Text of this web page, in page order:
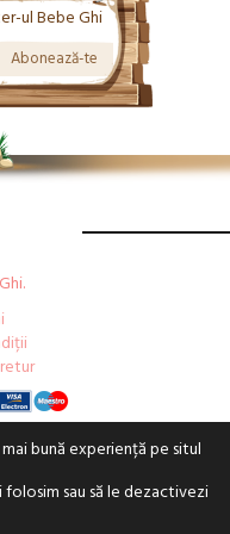
ul Bebe Ghi
bună experiență pe situl
sau să le dezactivezi